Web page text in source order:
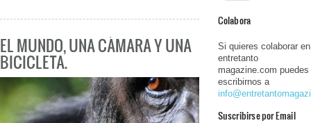
EL MUNDO, UNA CÁMARA Y UNA
BICICLETA.
Colabora
Si quieres colaborar en
entretanto
magazine.com puedes
escribirnos a
Suscribirse por Email